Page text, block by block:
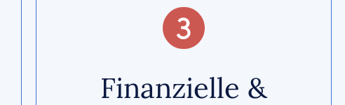
Finanzielle &
auf Schlüsselmessgrößen zugreifen, die
strategische und informierte Entscheidungen